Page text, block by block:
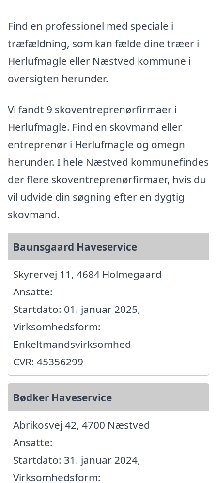
Find en professionel med speciale i
træfældning, som kan fælde dine træer i
Herlufmagle eller Næstved kommune i
oversigten herunder.
Vi fandt 9 skoventreprenørfirmaer i
Herlufmagle. Find en skovmand eller
entreprenør i Herlufmagle og omegn
herunder. I hele Næstved kommunefindes
der flere skoventreprenørfirmaer, hvis du
vil udvide din søgning efter en dygtig
skovmand.
Baunsgaard Haveservice
Skyrervej 11, 4684 Holmegaard
Ansatte:
Startdato: 01. januar 2025,
Virksomhedsform:
Enkeltmandsvirksomhed
CVR: 45356299
Bødker Haveservice
Abrikosvej 42, 4700 Næstved
Ansatte:
Startdato: 31. januar 2024,
Virksomhedsform: